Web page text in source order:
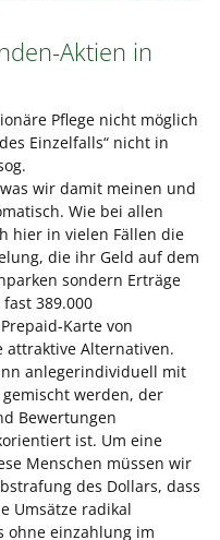
Aktien in
Pflege nicht möglich
Einzelfalls“ nicht in
wir damit meinen und
Wie bei allen
hier in vielen Fällen die
die ihr Geld auf dem
sondern Erträge
389.000
Karte von
attraktive Alternativen.
anlegerindividuell mit
werden, der
Bewertungen
ist. Um eine
Menschen müssen wir
des Dollars, dass
Umsätze radikal
ohne einzahlung im